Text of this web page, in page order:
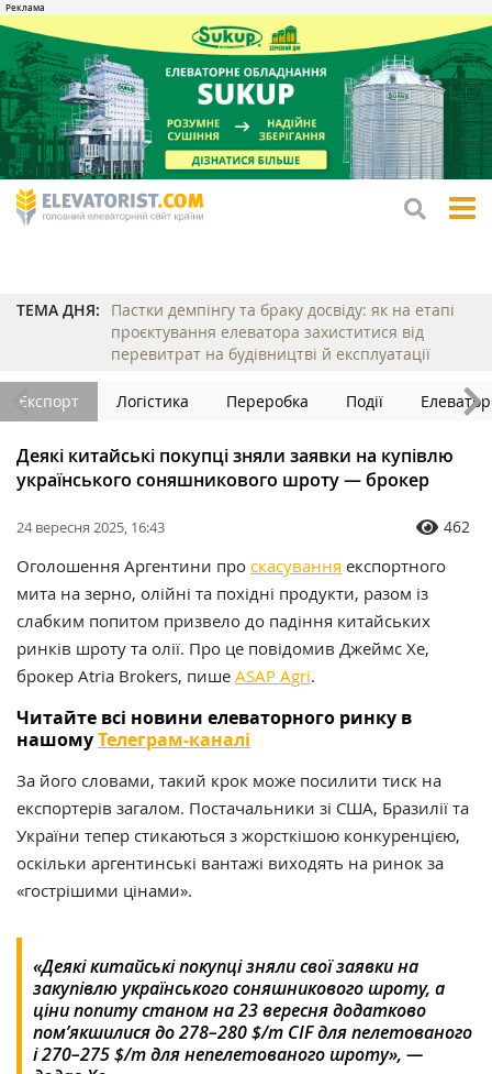
ТЕМА ДНЯ:
Пастки демпінгу та браку досвіду: як на етапі
проєктування елеватора захиститися від
перевитрат на будівництві й експлуатації
Експорт Логістика Переробка Події
Деякі китайські покупці зняли заявки на купівлю
українського соняшникового шроту — брокер
24 вересня 2025, 16:43 462
Оголошення Аргентини про скасування експортного
мита на зерно, олійні та похідні продукти, разом із
слабким попитом призвело до падіння китайських
ринків шроту та олії. Про це повідомив Джеймс Хе,
брокер Atria Brokers, пише ASAP Agri.
Читайте всі новини елеваторного ринку в
нашомуТелеграм-каналі
За його словами, такий крок може посилити тиск на
експортерів загалом. Постачальники зі США, Бразилії та
України тепер стикаються з жорсткішою конкуренцією,
оскільки аргентинські вантажі виходять на ринок за
«гострішими цінами».
«Деякі китайські покупці зняли свої заявки на
закупівлю українського соняшникового шроту, а
ціни попиту станом на 23 вересня додатково
пом’якшилися до 278–280 $/т CIF для пелетованого
і 270–275 $/т для непелетованого шроту», —